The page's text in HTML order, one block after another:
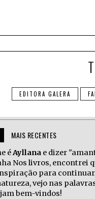
EDITORA GALERA
MAIS RECENTES
éAyllanae dizer
Nos livros, encontrei
para continuar
vejo nas
bem-vindos!